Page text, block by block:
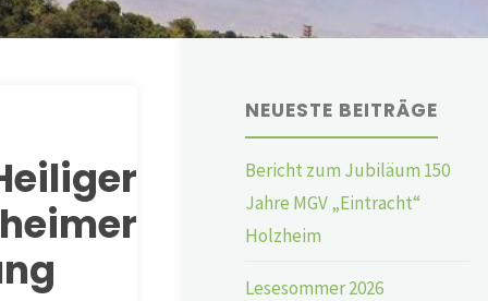
NEUESTE BEITRÄGE
Bericht zum Jubiläum 150
Jahre MGV „Eintracht“
Holzheim
Lesesommer 2026